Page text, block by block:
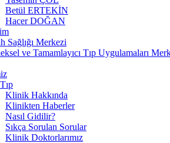
Betül ERTEKİN
Hacer DOĞAN
Sağlığı Merkezi
ve Tamamlayıcı Tıp Uygulamaları
Klinik Hakkında
Klinikten Haberler
Nasıl Gidilir?
Sıkça Sorulan Sorular
Klinik Doktorlarımız